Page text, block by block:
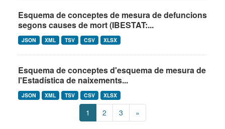
Esquema de conceptes de mesura de defuncions
segons causes de mort (IBESTAT:...
JSON XML TSV CSV XLSX
Esquema de conceptes d'esquema de mesura de
l'Estadística de naixements...
JSON XML TSV CSV XLSX
1 2 3 »